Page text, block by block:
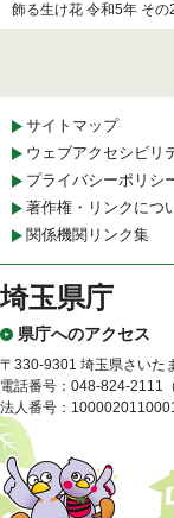
飾る生け花 令和5年 その
サイトマップ
ウェブアクセシビリ
プライバシーポリシ
著作権・リンクにつ
関係機関リンク集
埼玉県庁
県庁へのアクセス
〒330-9301 埼玉県さいた
電話番号：048-824-2111（
法人番号：